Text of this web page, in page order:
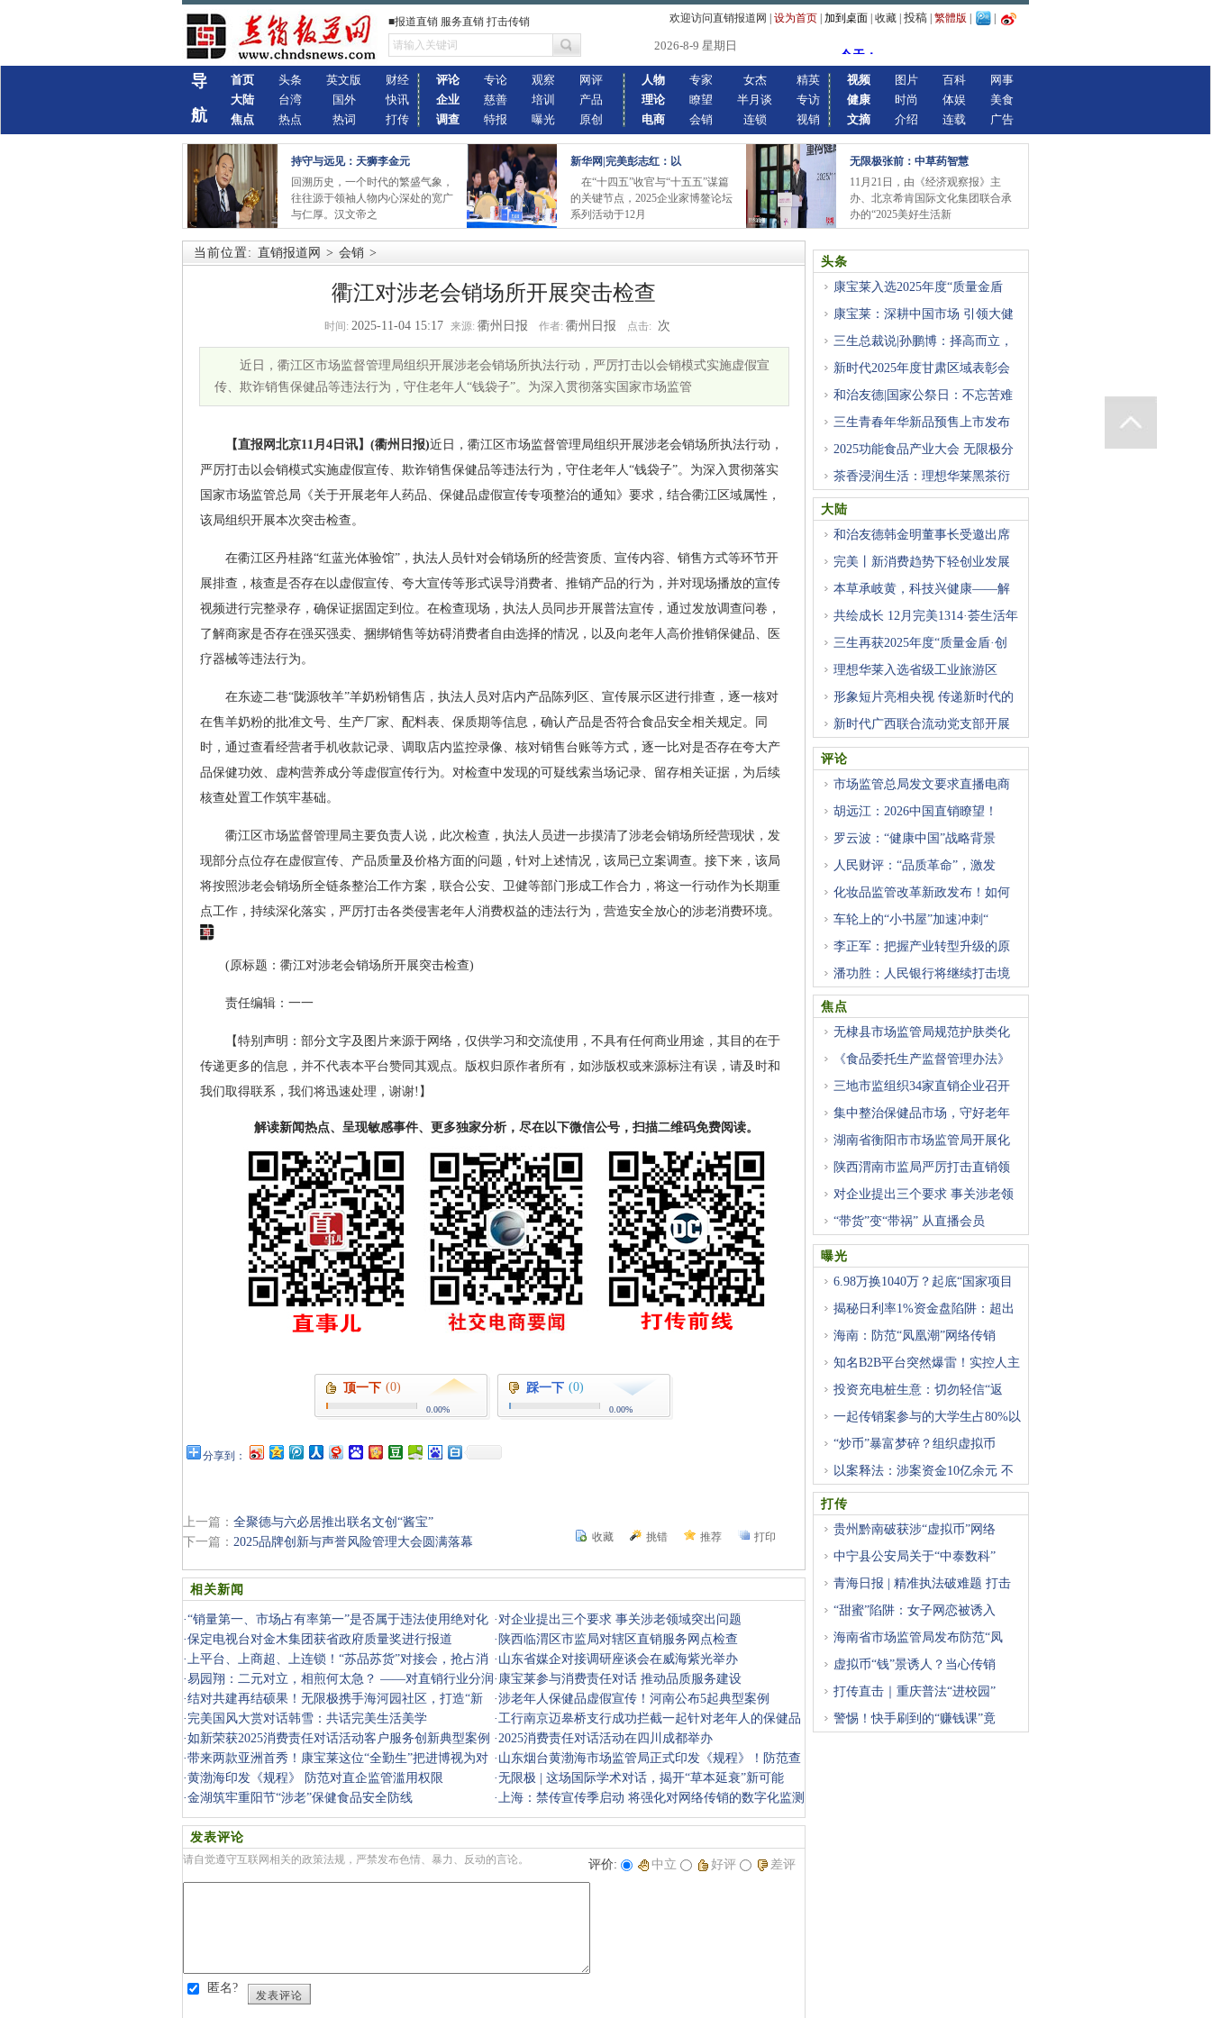
■报道直销 服务直销 打击传销 欢迎访问直销报道网 设为首页 加到桌面 收藏 投稿 繁體版
2026-8-9 星期日
导
航
首页
大陆
焦点
头条
台湾
热点
英文版
国外
热词
财经
快讯
打传
评论
企业
调查
专论
慈善
特报
观察
培训
曝光
网评
产品
原创
人物
理论
电商
专家
瞭望
会销
女杰
半月谈
连锁
精英
专访
视销
视频
健康
文摘
图片
时尚
介绍
百科
体娱
连载
网事
美食
广告
持守与远见：天狮李金元
回溯历史，一个时代的繁盛气象，
往往源于领袖人物内心深处的宽广
与仁厚。汉文帝之
新华网|完美彭志红：以
在“十四五”收官与“十五五”谋篇
的关键节点，2025企业家博鳌论坛
系列活动于12月
无限极张前：中草药智慧
11月21日，由《经济观察报》主
办、北京希肯国际文化集团联合承
办的“2025美好生活新
当前位置: 直销报道网 > 会销 >
衢江对涉老会销场所开展突击检查
时间: 2025-11-04 15:17 来源: 衢州日报 作者: 衢州日报 点击: 次
近日，衢江区市场监督管理局组织开展涉老会销场所执法行动，严厉打击以会销模式实施虚假宣
传、欺诈销售保健品等违法行为，守住老年人“钱袋子”。为深入贯彻落实国家市场监管
【直报网北京11月4日讯】(衢州日报)近日，衢江区市场监督管理局组织开展涉老会销场所执法行动，
严厉打击以会销模式实施虚假宣传、欺诈销售保健品等违法行为，守住老年人“钱袋子”。为深入贯彻落实
国家市场监管总局《关于开展老年人药品、保健品虚假宣传专项整治的通知》要求，结合衢江区域属性，
该局组织开展本次突击检查。
在衢江区丹桂路“红蓝光体验馆”，执法人员针对会销场所的经营资质、宣传内容、销售方式等环节开
展排查，核查是否存在以虚假宣传、夸大宣传等形式误导消费者、推销产品的行为，并对现场播放的宣传
视频进行完整录存，确保证据固定到位。在检查现场，执法人员同步开展普法宣传，通过发放调查问卷，
了解商家是否存在强买强卖、捆绑销售等妨碍消费者自由选择的情况，以及向老年人高价推销保健品、医
疗器械等违法行为。
在东迹二巷“陇源牧羊”羊奶粉销售店，执法人员对店内产品陈列区、宣传展示区进行排查，逐一核对
在售羊奶粉的批准文号、生产厂家、配料表、保质期等信息，确认产品是否符合食品安全相关规定。同
时，通过查看经营者手机收款记录、调取店内监控录像、核对销售台账等方式，逐一比对是否存在夸大产
品保健功效、虚构营养成分等虚假宣传行为。对检查中发现的可疑线索当场记录、留存相关证据，为后续
核查处置工作筑牢基础。
衢江区市场监督管理局主要负责人说，此次检查，执法人员进一步摸清了涉老会销场所经营现状，发
现部分点位存在虚假宣传、产品质量及价格方面的问题，针对上述情况，该局已立案调查。接下来，该局
将按照涉老会销场所全链条整治工作方案，联合公安、卫健等部门形成工作合力，将这一行动作为长期重
点工作，持续深化落实，严厉打击各类侵害老年人消费权益的违法行为，营造安全放心的涉老消费环境。
(原标题：衢江对涉老会销场所开展突击检查)
责任编辑：一一
【特别声明：部分文字及图片来源于网络，仅供学习和交流使用，不具有任何商业用途，其目的在于
传递更多的信息，并不代表本平台赞同其观点。版权归原作者所有，如涉版权或来源标注有误，请及时和
我们取得联系，我们将迅速处理，谢谢!】
解读新闻热点、呈现敏感事件、更多独家分析，尽在以下微信公号，扫描二维码免费阅读。
顶一下 (0)
0.00%
踩一下 (0)
0.00%
分享到：
上一篇： 全聚德与六必居推出联名文创“酱宝”
下一篇： 2025品牌创新与声誉风险管理大会圆满落幕 收藏 挑错 推荐 打印
相关新闻
·“销量第一、市场占有率第一”是否属于违法使用绝对化
用语？
·对企业提出三个要求 事关涉老领域突出问题
·保定电视台对金木集团获省政府质量奖进行报道 · 陕西临渭区市监局对辖区直销服务网点检查
·上平台、上商超、上连锁！“苏品苏货”对接会，抢占消
费新风
· 山东省媒企对接调研座谈会在威海紫光举办
·易园翔：二元对立，相煎何太急？ ——对直销行业分润
机制争议
· 康宝莱参与消费责任对话 推动品质服务建设
·结对共建再结硕果！无限极携手海河园社区，打造“新
附近”中
·涉老年人保健品虚假宣传！河南公布5起典型案例
· 完美国风大赏对话韩雪：共话完美生活美学 ·工行南京迈皋桥支行成功拦截一起针对老年人的保健品
销售诈骗
·如新荣获2025消费责任对话活动客户服务创新典型案例 ·2025消费责任对话活动在四川成都举办
·带来两款亚洲首秀！康宝莱这位“全勤生”把进博视为对
接中国
· 山东烟台黄渤海市场监管局正式印发《规程》！防范查
处传销行
·黄渤海印发《规程》 防范对直企监管滥用权限 ·无限极 | 这场国际学术对话，揭开“草本延衰”新可能
·金湖筑牢重阳节“涉老”保健食品安全防线 ·上海：禁传宣传季启动 将强化对网络传销的数字化监测
发表评论
请自觉遵守互联网相关的政策法规，严禁发布色情、暴力、反动的言论。 评价: 中立 好评 差评
匿名?
发表评论
头条
康宝莱入选2025年度“质量金盾
康宝莱：深耕中国市场 引领大健
三生总裁说|孙鹏博：择高而立，
新时代2025年度甘肃区域表彰会
和治友德|国家公祭日：不忘苦难
三生青春年华新品预售上市发布
2025功能食品产业大会 无限极分
茶香浸润生活：理想华莱黑茶衍
大陆
和治友德韩金明董事长受邀出席
完美丨新消费趋势下轻创业发展
本草承岐黄，科技兴健康——解
共绘成长 12月完美1314·荟生活年
三生再获2025年度“质量金盾·创
理想华莱入选省级工业旅游区
形象短片亮相央视 传递新时代的
新时代广西联合流动党支部开展
评论
市场监管总局发文要求直播电商
胡远江：2026中国直销瞭望！
罗云波：“健康中国”战略背景
人民财评：“品质革命”，激发
化妆品监管改革新政发布！如何
车轮上的“小书屋”加速冲刺“
李正军：把握产业转型升级的原
潘功胜：人民银行将继续打击境
焦点
无棣县市场监管局规范护肤类化
《食品委托生产监督管理办法》
三地市监组织34家直销企业召开
集中整治保健品市场，守好老年
湖南省衡阳市市场监管局开展化
陕西渭南市监局严厉打击直销领
对企业提出三个要求 事关涉老领
“带货”变“带祸” 从直播会员
曝光
6.98万换1040万？起底“国家项目
揭秘日利率1%资金盘陷阱：超出
海南：防范“凤凰潮”网络传销
知名B2B平台突然爆雷！实控人主
投资充电桩生意：切勿轻信“返
一起传销案参与的大学生占80%以
“炒币”暴富梦碎？组织虚拟币
以案释法：涉案资金10亿余元 不
打传
贵州黔南破获涉“虚拟币”网络
中宁县公安局关于“中泰数科”
青海日报 | 精准执法破难题 打击
“甜蜜”陷阱：女子网恋被诱入
海南省市场监管局发布防范“凤
虚拟币“钱”景诱人？当心传销
打传直击｜重庆普法“进校园”
警惕！快手刷到的“赚钱课”竟